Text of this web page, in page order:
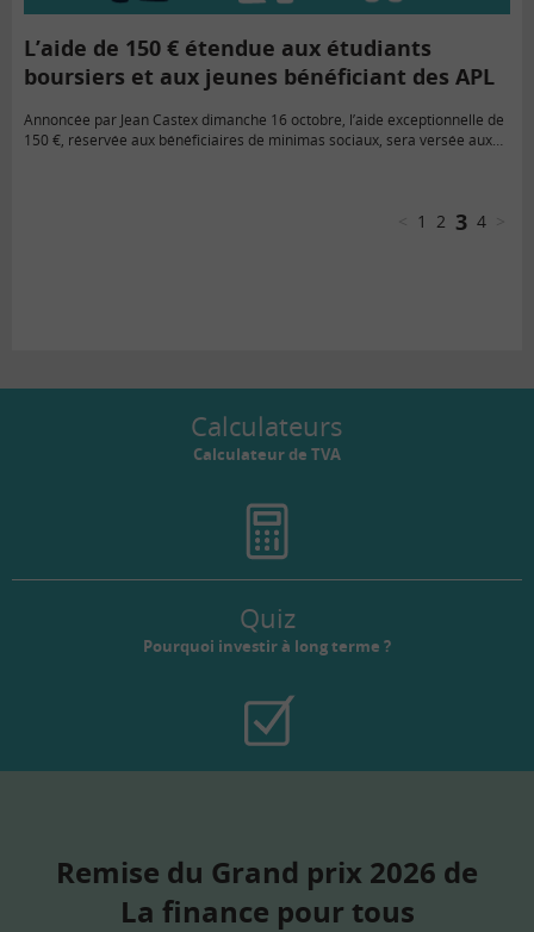
L’aide de 150 € étendue aux étudiants
boursiers et aux jeunes bénéficiant des APL
Annoncée par Jean Castex dimanche 16 octobre, l’aide exceptionnelle de
150 €, réservée aux bénéficiaires de minimas sociaux, sera versée aux
1 2 3 4
Calculateurs
Calculateur de TVA
Quiz
Pourquoi investir à long terme ?
Remise du Grand prix 2026 de
La finance pour tous